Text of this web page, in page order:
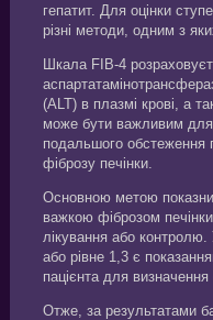
гепатит. Для оцінки
різні методи, одним з
Шкала FIB-4
(ALT) в плазмі крові, а
може бути важливим для
подальшого обстеження
фіброзу печінки.
Основною метою
важкою фіброзом
лікування або контролю.
або рівне 1,3 є
пацієнта для визначення
Отже, за результатами